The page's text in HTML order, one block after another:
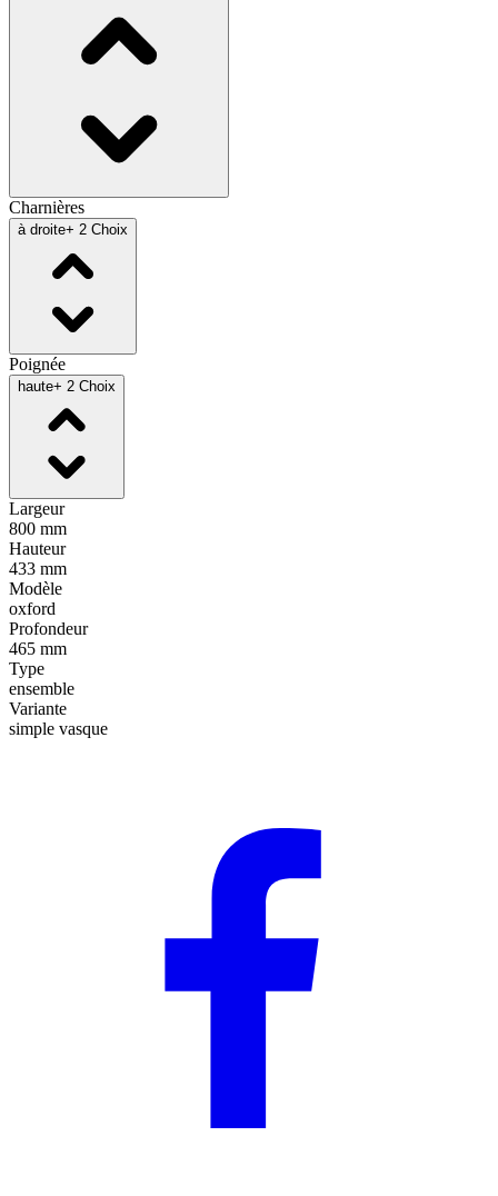
Charnières
à droite+ 2 Choix
Poignée
haute+ 2 Choix
Largeur
800 mm
Hauteur
433 mm
Modèle
oxford
Profondeur
465 mm
Type
ensemble
Variante
simple vasque